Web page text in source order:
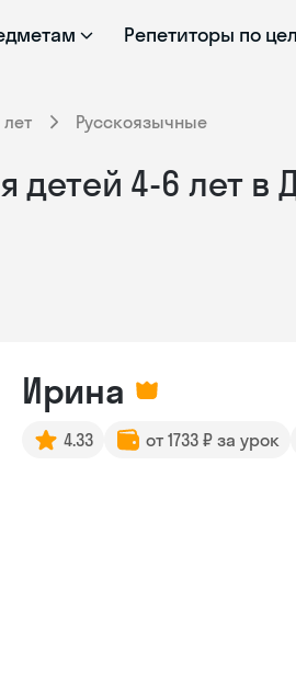
Репетиторы по
Русскоязычные
детей 4-6 лет
Ирина
4.33 от 1733 ₽ за урок